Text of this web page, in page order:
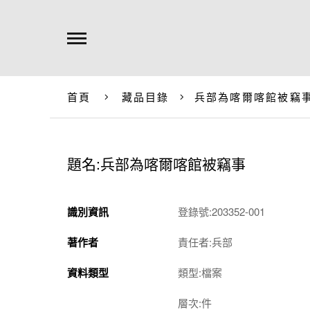
首頁 藏品目錄 兵部為喀爾喀館被竊
題名:兵部為喀爾喀館被竊事
識別資訊 登錄號:203352-001
著作者 責任者:兵部
資料類型 類型:檔案
層次:件